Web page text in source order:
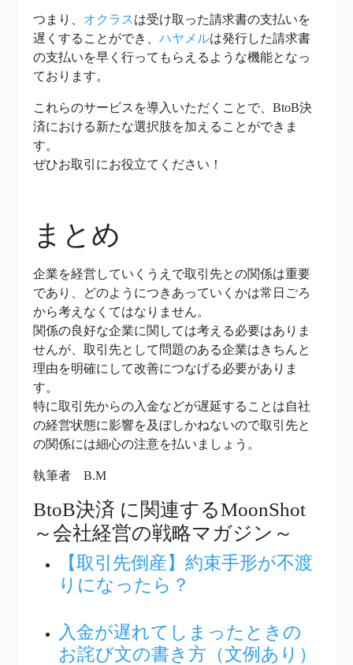
つまり、 オクラスは受け取った請求書の支払いを
遅くすることができ、 ハヤメルは発行した請求書
の支払いを早く行ってもらえるような機能となっ
ております。
これらのサービスを導入いただくことで、BtoB決
済における新たな選択肢を加えることができま
す。
ぜひお取引にお役立てください！
まとめ
企業を経営していくうえで取引先との関係は重要
であり、どのようにつきあっていくかは常日ごろ
から考えなくてはなりません。
関係の良好な企業に関しては考える必要はありま
せんが、取引先として問題のある企業はきちんと
理由を明確にして改善につなげる必要がありま
す。
特に取引先からの入金などが遅延することは自社
の経営状態に影響を及ぼしかねないので取引先と
の関係には細心の注意を払いましょう。
執筆者 B.M
BtoB決済 に関連するMoonShot
～会社経営の戦略マガジン～
【取引先倒産】約束手形が不渡
りになったら？
入金が遅れてしまったときの
お詫び文の書き方（文例あり）